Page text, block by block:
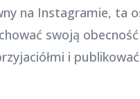
na Instagramie, ta
swoją
i